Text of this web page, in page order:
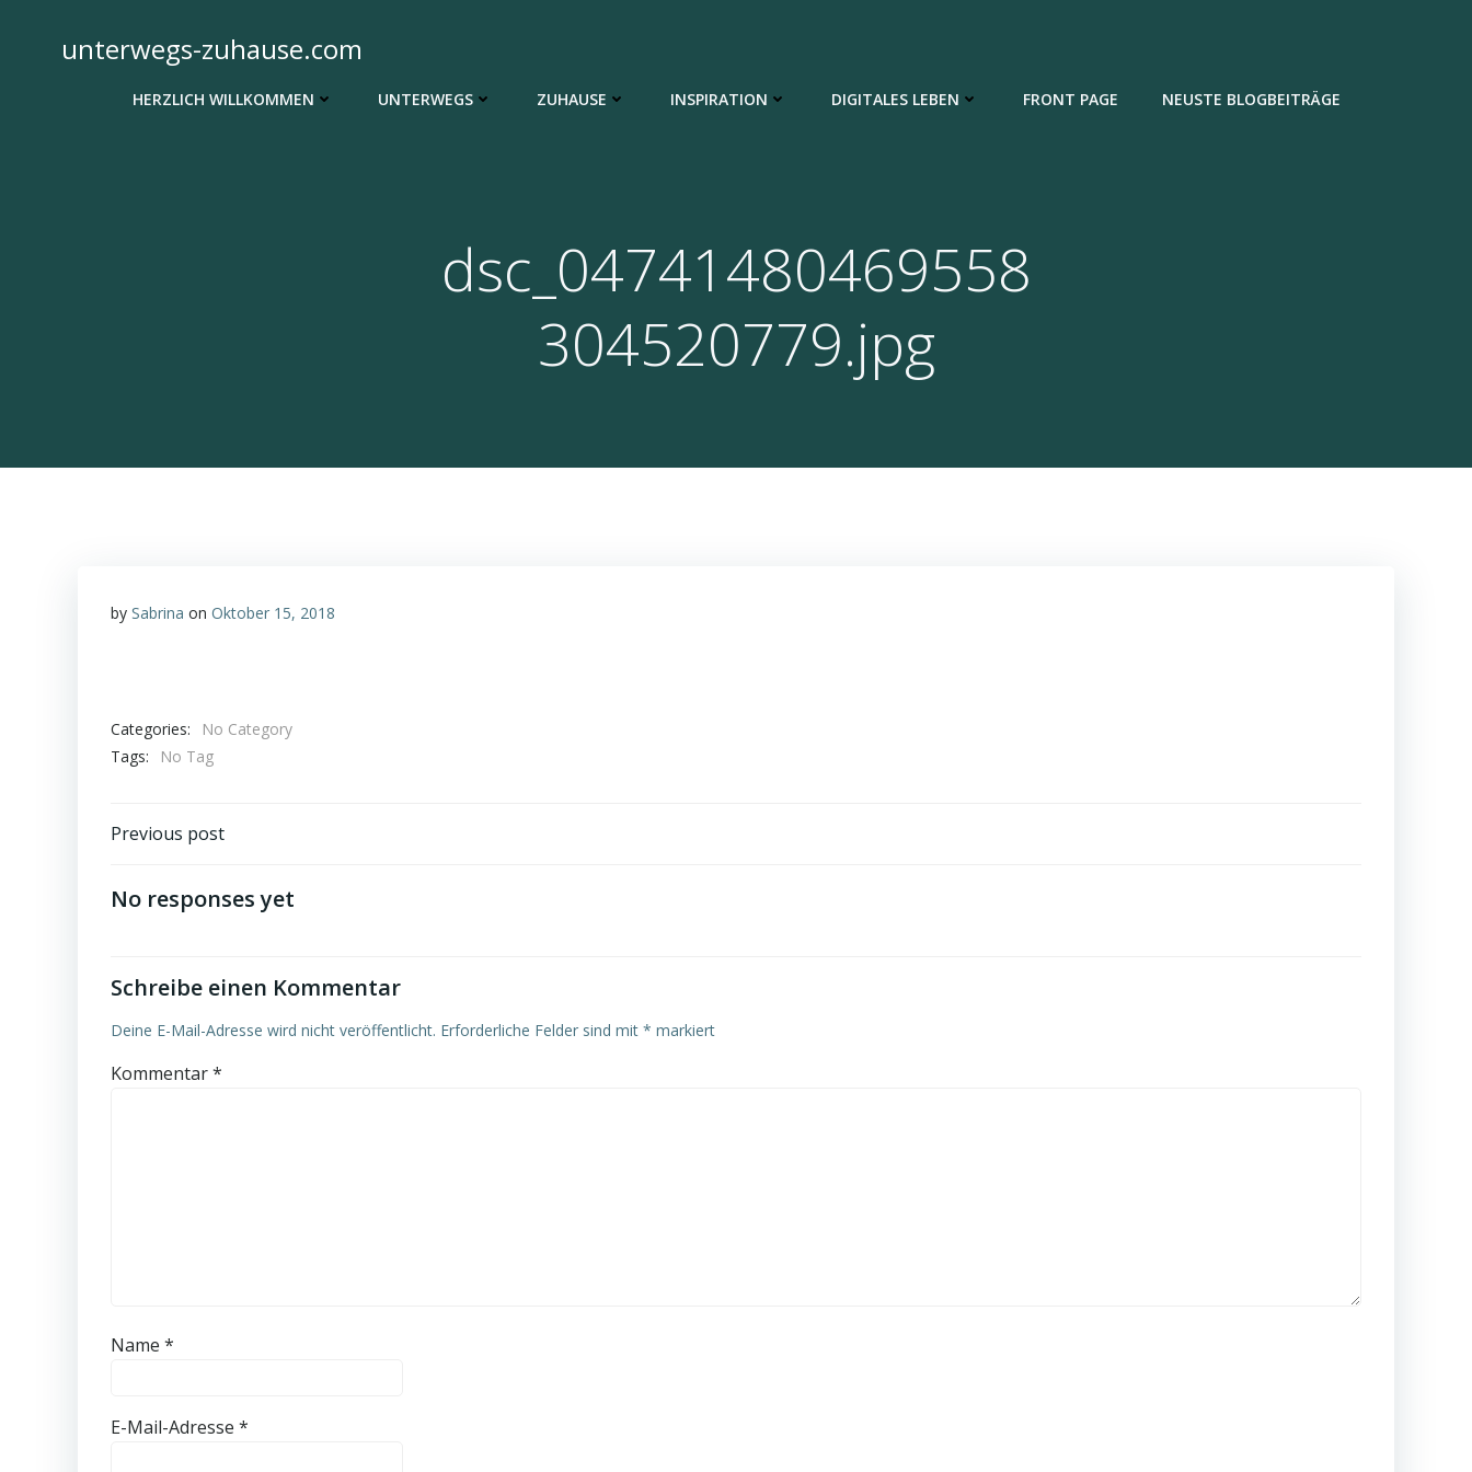
springenunterwegs-zuhause.com
HERZLICH WILLKOMMEN UNTERWEGS ZUHAUSE INSPIRATION DIGITALES LEBEN FRONT PAGE NEUSTE BLOGBEITRÄGE
dsc_04741480469558
304520779.jpg
by Sabrina on Oktober 15, 2018
Categories:
No Category
Tags:
No Tag
Post
navigation
Previous post
No responses yet
Schreibe einen Kommentar
Deine E-Mail-Adresse wird nicht veröffentlicht. Erforderliche Felder sind mit * markiert
Kommentar*
Name *
E-Mail-Adresse *